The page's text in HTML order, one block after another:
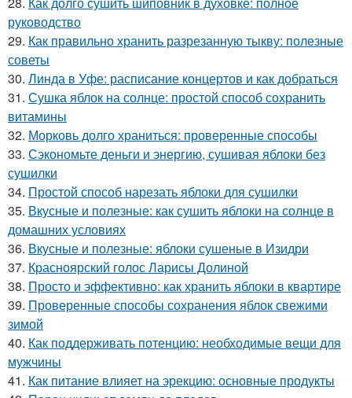
руководство
29. Как правильно хранить разрезанную тыкву: полезные
советы
30. Линда в Уфе: расписание концертов и как добраться
31. Сушка яблок на солнце: простой способ сохранить
витамины
32. Морковь долго храниться: проверенные способы
33. Сэкономьте деньги и энергию, сушивая яблоки без
сушилки
34. Простой способ нарезать яблоки для сушилки
35. Вкусные и полезные: как сушить яблоки на солнце в
домашних условиях
36. Вкусные и полезные: яблоки сушеные в Изидри
37. Красноярский голос Ларисы Долиной
38. Просто и эффективно: как хранить яблоки в квартире
39. Проверенные способы сохранения яблок свежими
зимой
40. Как поддерживать потенцию: необходимые вещи для
мужчины
41. Как питание влияет на эрекцию: основные продукты